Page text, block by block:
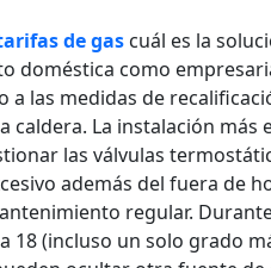
de gas cuál es la
doméstica como
a las medidas de
caldera. La instalación
las válvulas
además del fuera de
regular.
(incluso un solo grado